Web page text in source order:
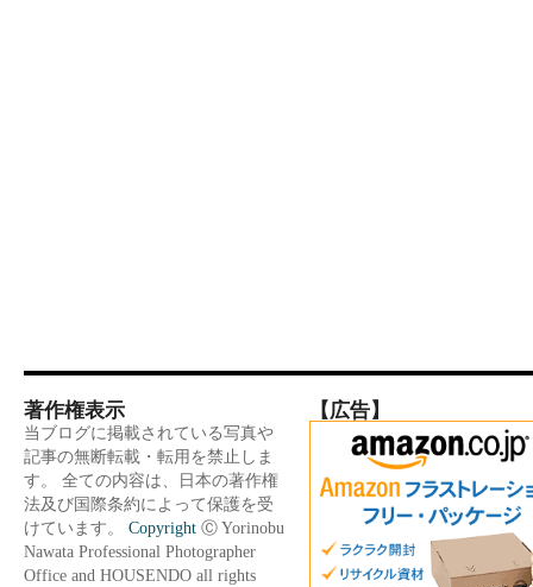
著作権表示
当ブログに掲載されている写真や
記事の無断転載・転用を禁止しま
す。 全ての内容は、日本の著作権
法及び国際条約によって保護を受
けています。 Copyright Ⓒ Yorinobu
Nawata Professional Photographer
Office and HOUSENDO all rights
【広告】